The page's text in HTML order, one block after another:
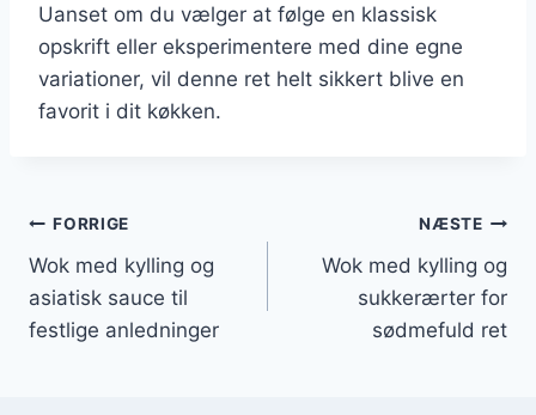
Uanset om du vælger at følge en klassisk
opskrift eller eksperimentere med dine egne
variationer, vil denne ret helt sikkert blive en
favorit i dit køkken.
Indlægsnavigation
FORRIGE
Wok med kylling og
asiatisk sauce til
festlige anledninger
NÆSTE
Wok med kylling og
sukkerærter for
sødmefuld ret